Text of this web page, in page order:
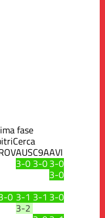
fase
Cerca
AUSC9AAVI
3-0 3-03-0
3-0
0 3-1 3-1 3-0
3-2